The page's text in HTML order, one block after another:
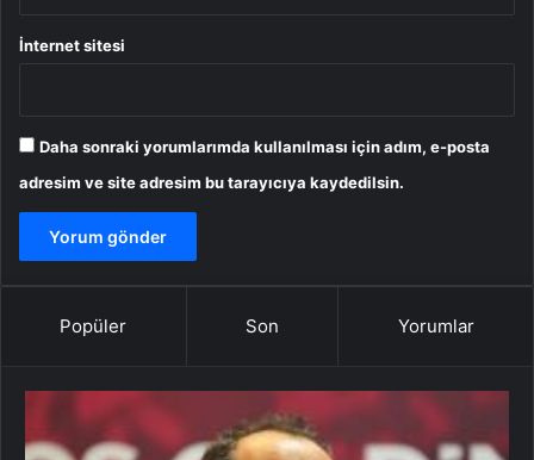
İnternet sitesi
Daha sonraki yorumlarımda kullanılması için adım, e-posta
adresim ve site adresim bu tarayıcıya kaydedilsin.
Popüler Son Yorumlar